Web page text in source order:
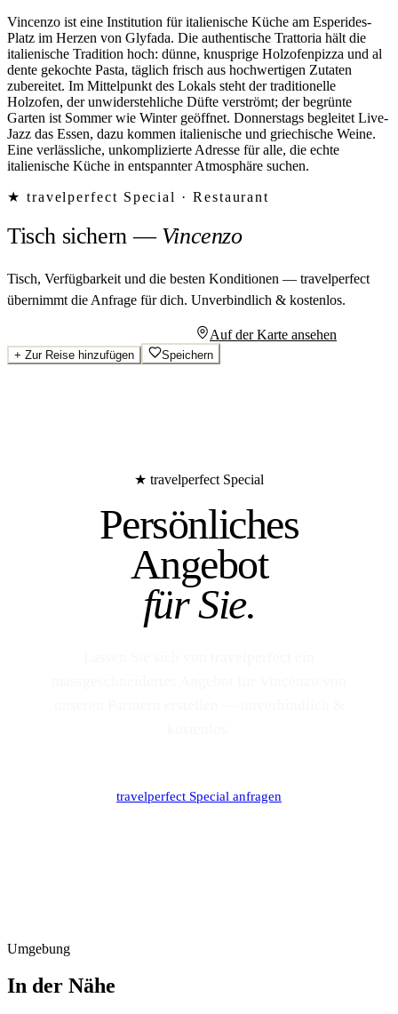
Vincenzo ist eine Institution für italienische Küche am Esperides-
Platz im Herzen von Glyfada. Die authentische Trattoria hält die
italienische Tradition hoch: dünne, knusprige Holzofenpizza und al
dente gekochte Pasta, täglich frisch aus hochwertigen Zutaten
zubereitet. Im Mittelpunkt des Lokals steht der traditionelle
Holzofen, der unwiderstehliche Düfte verströmt; der begrünte
Garten ist Sommer wie Winter geöffnet. Donnerstags begleitet Live-
Jazz das Essen, dazu kommen italienische und griechische Weine.
Eine verlässliche, unkomplizierte Adresse für alle, die echte
italienische Küche in entspannter Atmosphäre suchen.
★ travelperfect Special · Restaurant
Tisch sichern— Vincenzo
Tisch, Verfügbarkeit und die besten Konditionen — travelperfect
übernimmt die Anfrage für dich. Unverbindlich & kostenlos.
Auf der Karte ansehen
+ Zur Reise hinzufügen Speichern
★ travelperfect Special
Persönliches
Angebot
für Sie.
travelperfect Special anfragen
Umgebung
In der Nähe